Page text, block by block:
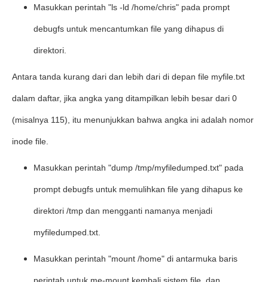
Masukkan perintah "ls -ld /home/chris" pada prompt
debugfs untuk mencantumkan file yang dihapus di
direktori.
Antara tanda kurang dari dan lebih dari di depan file myfile.txt
dalam daftar, jika angka yang ditampilkan lebih besar dari 0
(misalnya 115), itu menunjukkan bahwa angka ini adalah nomor
inode file.
Masukkan perintah "dump /tmp/myfiledumped.txt" pada
prompt debugfs untuk memulihkan file yang dihapus ke
direktori /tmp dan mengganti namanya menjadi
myfiledumped.txt.
Masukkan perintah "mount /home" di antarmuka baris